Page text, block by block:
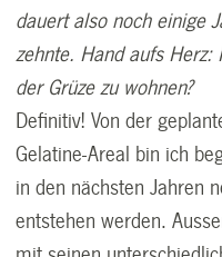
dauert also noch einige
zehnte. Hand aufs Herz:
der Grüze zu wohnen?
Definitiv! Von der
Gelatine-Areal bin ich
in den nächsten Jahren
entstehen werden.